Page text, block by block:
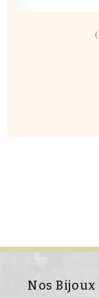
Nos Bijoux